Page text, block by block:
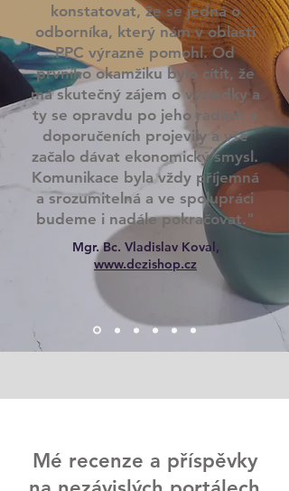
konstatovat, že se jedná o
odborníka, který nám v oblasti
PPC výrazně pomohl. Od
prvního okamžiku bylo cítit, že
má skutečný zájem o výsledky a
ty se opravdu po jeho radách a
doporučeních projevily a vše
začalo dávat ekonomický smysl.
Komunikace byla vždy příjemná
a srozumitelná a ve spolupráci
budeme i nadále pokračovat."
Mgr. Bc. Vladislav Koval,
www.dezishop.cz
Mé recenze a příspěvky